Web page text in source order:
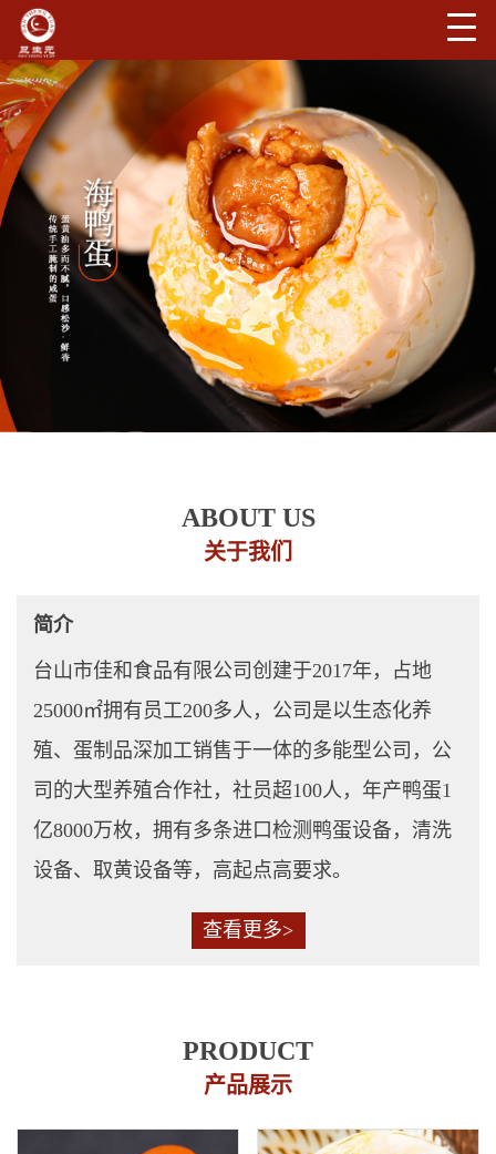
ABOUT US
关于我们
简介
台山市佳和食品有限公司创建于2017年，占地
25000㎡拥有员工200多人，公司是以生态化养
殖、蛋制品深加工销售于一体的多能型公司，公
司的大型养殖合作社，社员超100人，年产鸭蛋1
亿8000万枚，拥有多条进口检测鸭蛋设备，清洗
设备、取黄设备等，高起点高要求。
查看更多>
PRODUCT
产品展示